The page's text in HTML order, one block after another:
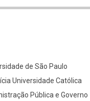
de São Paulo
Universidade Católica
Pública e Governo